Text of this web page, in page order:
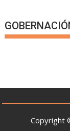
Copyright